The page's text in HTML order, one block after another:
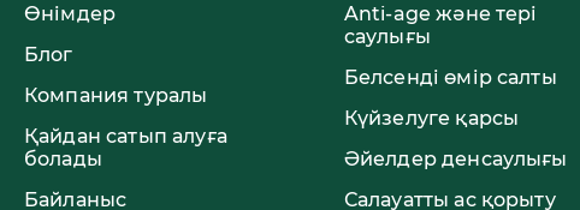
Өнімдер
Блог
Компания туралы
Қайдан сатып алуға
болады
Байланыс
Anti-age және тері
саулығы
Белсенді өмір салты
Күйзелуге қарсы
Әйелдер денсаулығы
Салауатты ас қорыту